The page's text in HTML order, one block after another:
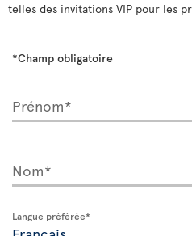
telles des invitations VIP pour les
*Champ obligatoire
Prénom*
Nom*
Langue préférée*